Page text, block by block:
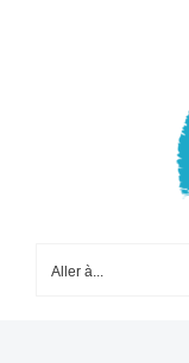
Aller à...